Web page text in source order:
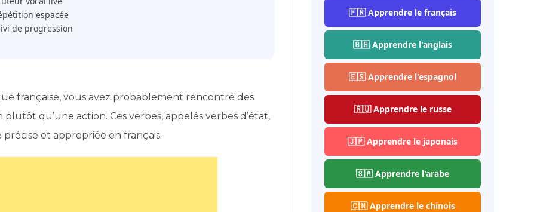
espacée
de progression
française, vous avez probablement rencontré des
qu’une action. Ces verbes, appelés verbes d’état,
et appropriée en français.
🇫🇷 Apprendre le français
🇬🇧 Apprendre l'anglais
🇪🇸 Apprendre l'espagnol
🇷🇺 Apprendre le russe
🇯🇵 Apprendre le japonais
🇸🇦 Apprendre l'arabe
🇨🇳 Apprendre le chinois